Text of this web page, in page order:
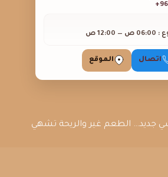
ص
اتصال الموقع
جديد… الطعم غير والريحة تشهي